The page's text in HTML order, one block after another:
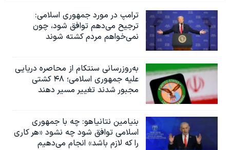
ترامپ در مورد جمهوری اسلامی:
ترجیح می‌دهم توافق شود، چون
نمی‌خواهم مردم کشته شوند
به‌روزرسانی سنتکام از محاصره دریایی
علیه جمهوری اسلامی؛ ۴۸ کشتی
مجبور شدند تغییر مسیر دهند
بنیامین نتانیاهو: چه با جمهوری
اسلامی توافق شود چه نشود «هر کاری
را که لازم باشد» انجام می‌دهیم